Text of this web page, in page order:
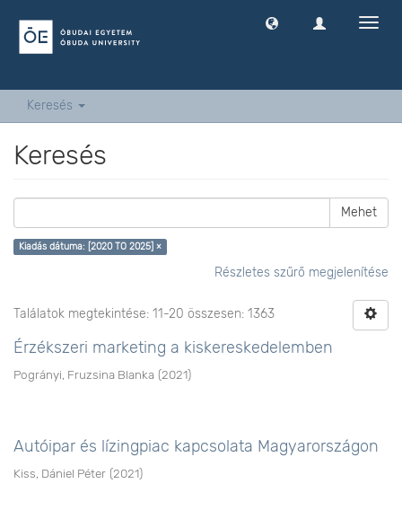
Keresés
Keresés
Mehet
Kiadás dátuma: [2020 TO 2025] ×
Részletes szűrő megjelenítése
Találatok megtekintése: 11-20 összesen: 1363
Érzékszeri marketing a kiskereskedelemben
Pogrányi, Fruzsina Blanka (2021)
Autóipar és lízingpiac kapcsolata Magyarországon
Kiss, Dániel Péter (2021)